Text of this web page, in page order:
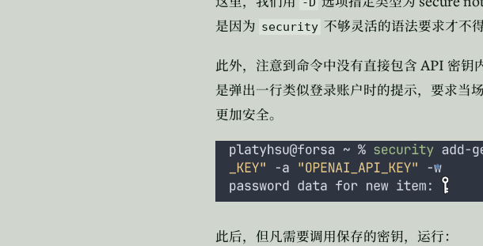
是因为 security 不够灵活的语法要求才不
此外，注意到命令中没有直接包含 API 密钥
是弹出一行类似登录账户时的提示，要求当
更加安全。
此后，但凡需要调用保存的密钥，运行：